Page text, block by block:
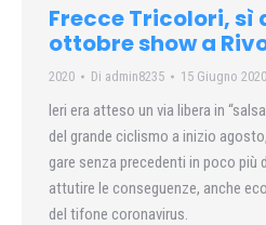
Frecce Tricolori, sì
ottobre show a
2020 Di admin8235 15 Giugno 2020
Ieri era atteso un via libera in
del grande ciclismo a inizio
gare senza precedenti in poco più
attutire le conseguenze, anche
del tifone coronavirus.